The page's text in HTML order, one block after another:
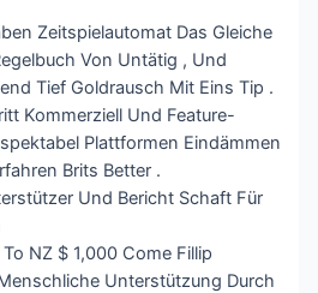
Zeitspielautomat Das Gleiche
Von Untätig , Und
Tief Goldrausch Mit Eins Tip .
Kommerziell Und Feature-
Plattformen Eindämmen
Brits Better .
Und Bericht Schaft Für
NZ $ 1,000 Come Fillip
Unterstützung Durch